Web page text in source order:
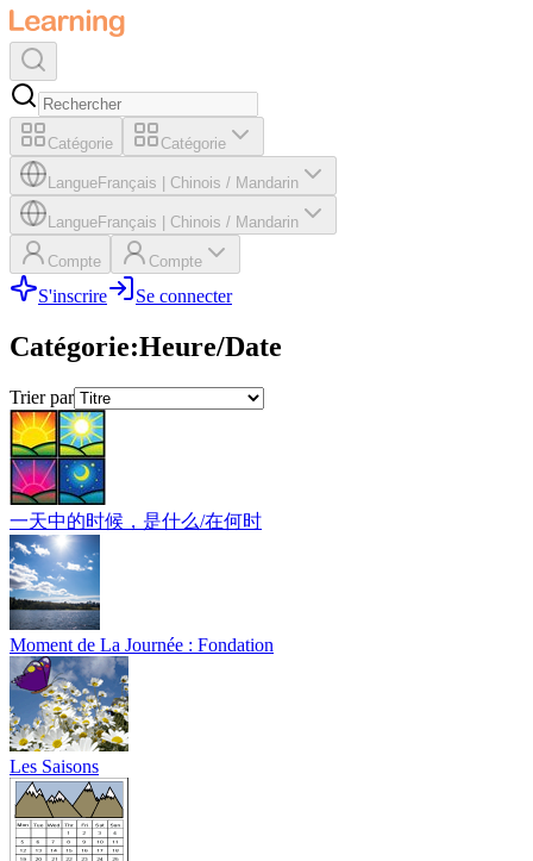
Catégorie Catégorie
LangueFrançais Chinois / Mandarin
LangueFrançais Chinois / Mandarin
Compte Compte
S'inscrire Se connecter
Catégorie:Heure/Date
Trier par
一天中的时候，是什么/在何时
Moment de La Journée : Fondation
Les Saisons